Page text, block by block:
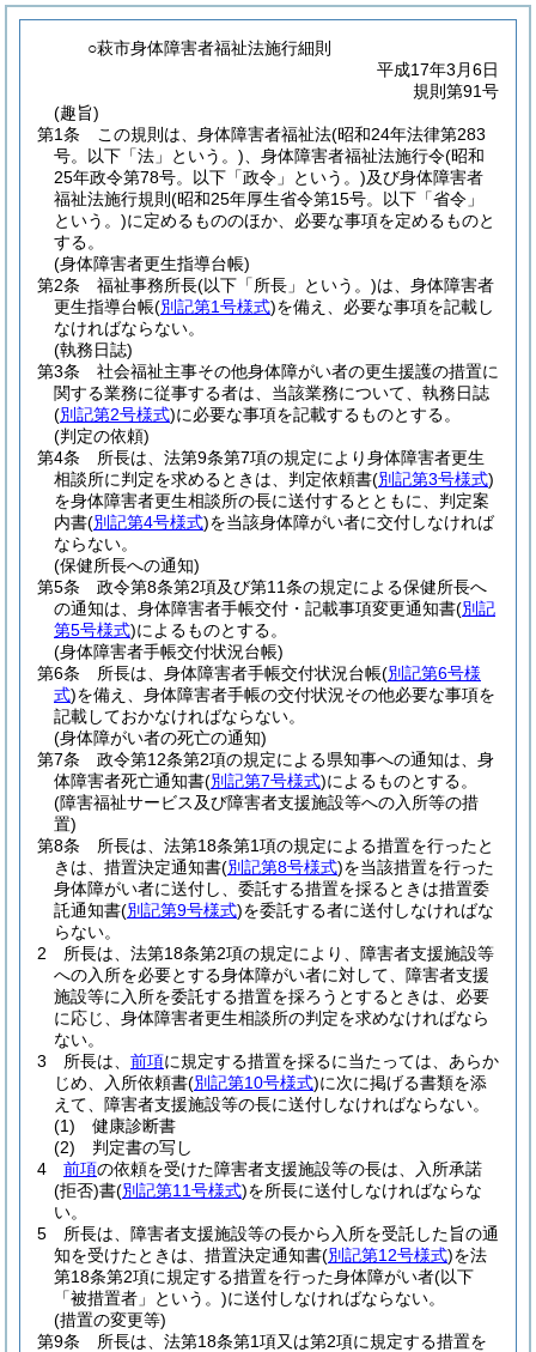
○萩市身体障害者福祉法施行細則
平成17年3月6日
規則第91号
(趣旨)
第1条
この規則は、身体障害者福祉法(昭和24年法律第283
号。以下「法」という。) 、身体障害者福祉法施行令(昭和
25年政令第78号。以下「政令」という。)及び身体障害者
福祉法施行規則 (昭和25年厚生省令第15号。以下「省令」
という。)に定めるもののほか、必要な事項を定めるものと
する。
(身体障害者更生指導台帳)
第2条
福祉事務所長(以下「所長」という。)は、身体障害者
更生指導台帳(別記第1号様式)を備え、必要な事項を記載し
なければならない。
(執務日誌)
第3条
社会福祉主事その他身体障がい者の更生援護の措置に
関する業務に従事する者は、当該業務について、執務日誌
(別記第2号様式)に必要な事項を記載するものとする。
(判定の依頼)
第4条
所長は、法第9条第7項の規定により身体障害者更生
相談所に判定を求めるときは、判定依頼書(別記第3号様式)
を身体障害者更生相談所の長に送付するとともに、判定案
内書(別記第4号様式)を当該身体障がい者に交付しなければ
ならない。
(保健所長への通知)
第5条
政令第8条第2項及び第11条の規定による保健所長へ
の通知は、身体障害者手帳交付・記載事項変更通知書(別記
第5号様式)によるものとする。
(身体障害者手帳交付状況台帳)
第6条
所長は、身体障害者手帳交付状況台帳(別記第6号様
式)を備え、身体障害者手帳の交付状況その他必要な事項を
記載しておかなければならない。
(身体障がい者の死亡の通知)
第7条
政令第12条第2項の規定による県知事への通知は、身
体障害者死亡通知書(別記第7号様式)によるものとする。
(障害福祉サービス及び障害者支援施設等への入所等の措
置)
第8条
所長は、法第18条第1項の規定による措置を行ったと
きは、措置決定通知書(別記第8号様式)を当該措置を行った
身体障がい者に送付し、委託する措置を採るときは措置委
託通知書(別記第9号様式)を委託する者に送付しなければな
らない。
2
所長は、法第18条第2項の規定により、障害者支援施設等
への入所を必要とする身体障がい者に対して、障害者支援
施設等に入所を委託する措置を採ろうとするときは、必要
に応じ、身体障害者更生相談所の判定を求めなければなら
ない。
3
所長は、 前項に規定する措置を採るに当たっては、あらか
じめ、入所依頼書(別記第10号様式)に次に掲げる書類を添
えて、障害者支援施設等の長に送付しなければならない。
(1)
健康診断書
(2)
判定書の写し
4
前項の依頼を受けた障害者支援施設等の長は、入所承諾
(拒否)書(別記第11号様式)を所長に送付しなければならな
い。
5
所長は、障害者支援施設等の長から入所を受託した旨の通
知を受けたときは、措置決定通知書(別記第12号様式)を法
第18条第2項に規定する措置を行った身体障がい者(以下
「被措置者」という。)に送付しなければならない。
(措置の変更等)
第9条
所長は、法第18条第1項又は第2項に規定する措置を